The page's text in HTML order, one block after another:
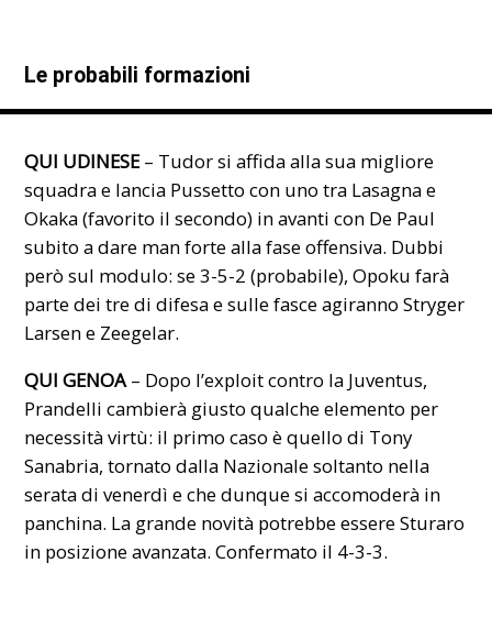
Le probabili formazioni
QUI UDINESE – Tudor si affida alla sua migliore
squadra e lancia Pussetto con uno tra Lasagna e
Okaka (favorito il secondo) in avanti con De Paul
subito a dare man forte alla fase offensiva. Dubbi
però sul modulo: se 3-5-2 (probabile), Opoku farà
parte dei tre di difesa e sulle fasce agiranno Stryger
Larsen e Zeegelar.
QUI GENOA – Dopo l’exploit contro la Juventus,
Prandelli cambierà giusto qualche elemento per
necessità virtù: il primo caso è quello di Tony
Sanabria, tornato dalla Nazionale soltanto nella
serata di venerdì e che dunque si accomoderà in
panchina. La grande novità potrebbe essere Sturaro
in posizione avanzata. Confermato il 4-3-3.